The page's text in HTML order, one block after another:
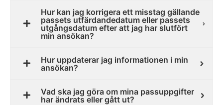
Hur kan jag korrigera ett misstag gällande
passets utfärdandedatum eller passets
utgångsdatum efter att jag har slutfört
min ansökan?
Hur uppdaterar jag informationen i min
ansökan?
Vad ska jag göra om mina passuppgifter
har ändrats eller gått ut?